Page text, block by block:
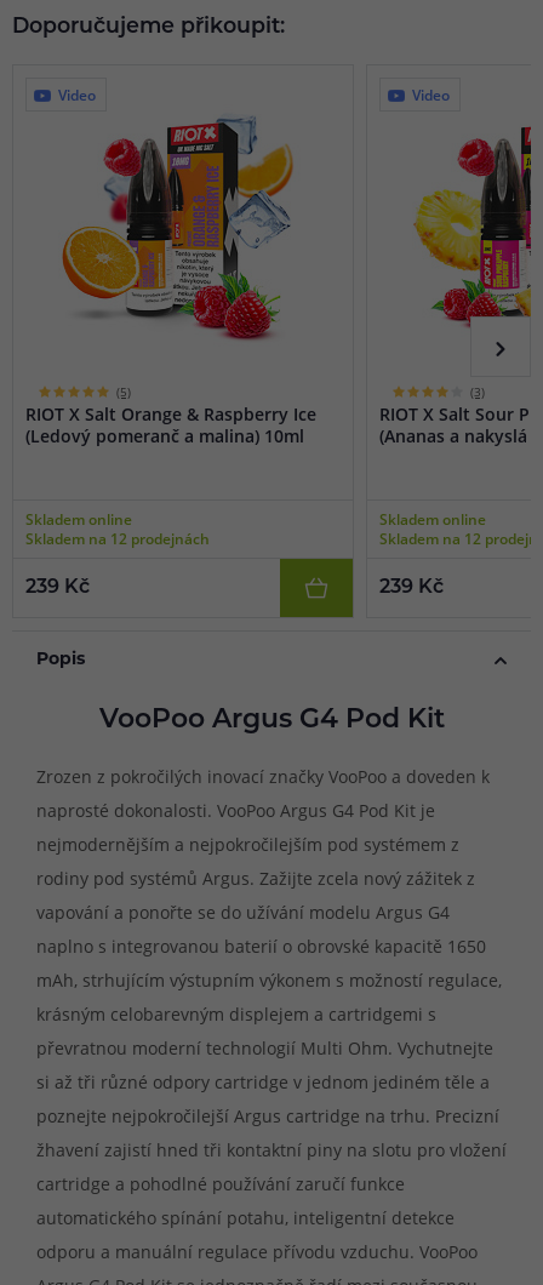
Doporučujeme přikoupit:
Video
(5)
RIOT X Salt Orange & Raspberry Ice
(Ledový pomeranč a malina) 10ml
Skladem online
Skladem na 12 prodejnách
239 Kč
Video
(3)
RIOT X Salt Sour
(Ananas a nakyslá
Skladem online
Skladem na 12
239 Kč
Popis
VooPoo Argus G4 Pod Kit
Zrozen z pokročilých inovací značky VooPoo a doveden k
naprosté dokonalosti. VooPoo Argus G4 Pod Kit je
nejmodernějším a nejpokročilejším pod systémem z
rodiny pod systémů Argus. Zažijte zcela nový zážitek z
vapování a ponořte se do užívání modelu Argus G4
naplno s integrovanou baterií o obrovské kapacitě 1650
mAh, strhujícím výstupním výkonem s možností regulace,
krásným celobarevným displejem a cartridgemi s
převratnou moderní technologií Multi Ohm. Vychutnejte
si až tři různé odpory cartridge v jednom jediném těle a
poznejte nejpokročilejší Argus cartridge na trhu. Precizní
žhavení zajistí hned tři kontaktní piny na slotu pro vložení
cartridge a pohodlné používání zaručí funkce
automatického spínání potahu, inteligentní detekce
odporu a manuální regulace přívodu vzduchu. VooPoo